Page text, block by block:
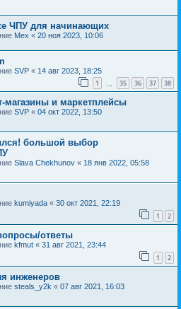
ЧПУ для начинающих
Mex « 20 ноя 2023, 10:06
SVP « 14 авг 2023, 18:25
1 35 36 37 38
магазины и маркетплейсы
SVP « 04 окт 2022, 13:50
большой выбор
Slava Chekhunov « 18 янв 2022, 05:58
kumiyada « 30 окт 2021, 22:19
1 2
ответы
kfmut « 31 авг 2021, 23:44
1 2
инженеров
steals_y2k « 07 авг 2021, 16:03